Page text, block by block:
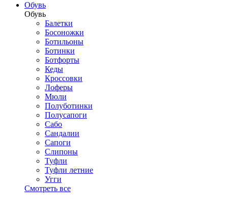
Обувь
Обувь
Балетки
Босоножки
Ботильоны
Ботинки
Ботфорты
Кеды
Кроссовки
Лоферы
Мюли
Полуботинки
Полусапоги
Сабо
Сандалии
Сапоги
Слипоны
Туфли
Туфли летние
Угги
Смотреть все